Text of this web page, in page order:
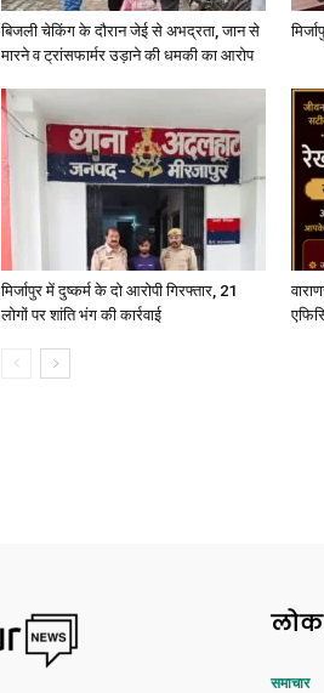
बिजली चेकिंग के दौरान जेई से अभद्रता, जान से
मारने व ट्रांसफार्मर उड़ाने की धमकी का आरोप
मिर्जापुर में दुष्कर्म के दो आरोपी गिरफ्तार, 21
लोगों पर शांति भंग की कार्रवाई
समाचार